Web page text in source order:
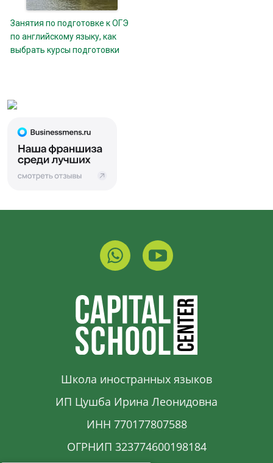
Занятия по подготовке к ОГЭ
по английскому языку, как
выбрать курсы подготовки
Школа иностранных языков
ИП Цушба Ирина Леонидовна
ИНН 770177807588
ОГРНИП 323774600198184